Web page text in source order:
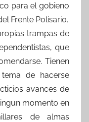
para el gobieno
Frente Polisario.
trampas de
que
Tienen
de hacerse
avances de
momento en
de almas